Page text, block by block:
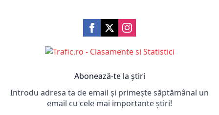
Abonează-te la știri
Introdu adresa ta de email și primește săptămânal un
email cu cele mai importante știri!